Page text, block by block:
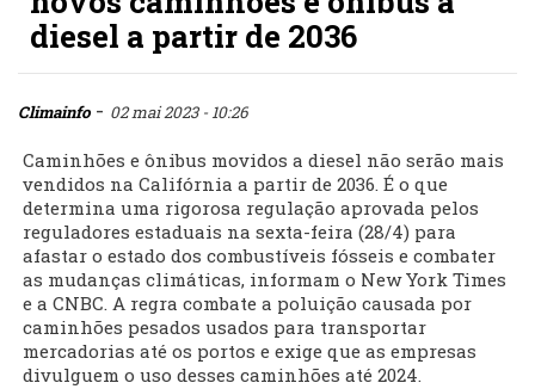
diesel a partir de 2036
Climainfo- 02 mai 2023 - 10:26
Caminhões e ônibus movidos a diesel não serão mais
vendidos na Califórnia a partir de 2036. É o que
determina uma rigorosa regulação aprovada pelos
reguladores estaduais na sexta-feira (28/4) para
afastar o estado dos combustíveis fósseis e combater
as mudanças climáticas, informam o New York Times
e a CNBC. A regra combate a poluição causada por
caminhões pesados usados para transportar
mercadorias até os portos e exige que as empresas
divulguem o uso desses caminhões até 2024.